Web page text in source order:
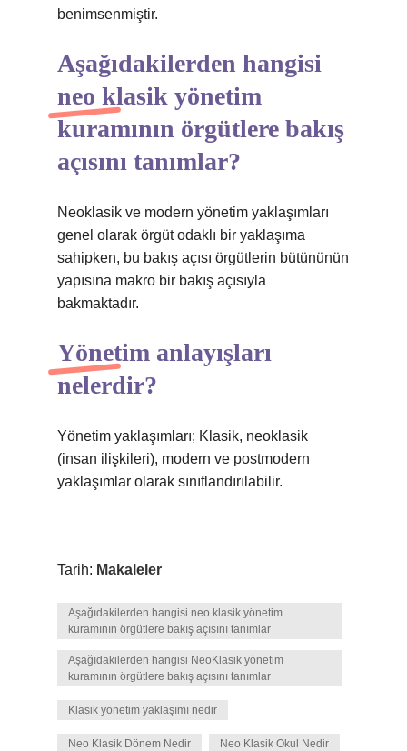
benimsenmiştir.
Aşağıdakilerden hangisi
neo klasik yönetim
kuramının örgütlere bakış
açısını tanımlar?
Neoklasik ve modern yönetim yaklaşımları
genel olarak örgüt odaklı bir yaklaşıma
sahipken, bu bakış açısı örgütlerin bütününün
yapısına makro bir bakış açısıyla
bakmaktadır.
Yönetim anlayışları
nelerdir?
Yönetim yaklaşımları; Klasik, neoklasik
(insan ilişkileri), modern ve postmodern
yaklaşımlar olarak sınıflandırılabilir.
Tarih: Makaleler
Aşağıdakilerden hangisi neo klasik yönetim
kuramının örgütlere bakış açısını tanımlar
Aşağıdakilerden hangisi NeoKlasik yönetim
kuramının örgütlere bakış açısını tanımlar
Klasik yönetim yaklaşımı nedir
Neo Klasik Dönem Nedir Neo Klasik Okul Nedir